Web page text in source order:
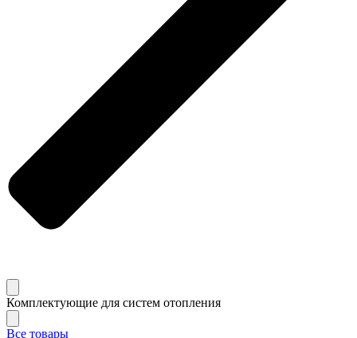
Комплектующие для систем отопления
Все товары